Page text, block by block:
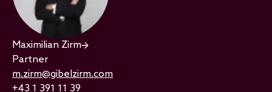
Maximilian Zirm
Partner
m.zirm@gibelzirm.com
+43 1 391 11 39